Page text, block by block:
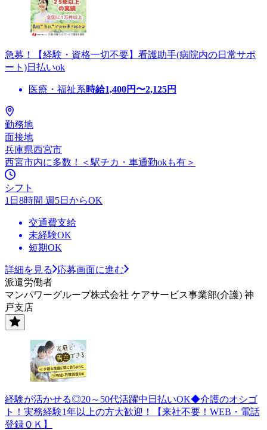
急募！【経験・資格一切不要】看護助手(病院内の日常サポ
ート)日払いok
医療・福祉系時給1,400円〜2,125円
勤務地
面接地
兵庫県西宮市
西宮市内に多数！＜駅チカ・車通勤okも有＞
シフト
1日8時間 週5日からOK
交通費支給
未経験OK
短期OK
詳細を見る
応募画面に進む
派遣労働者
マンパワーグループ株式会社 ケアサービス事業部(介護) 神
戸支店
経験が活かせる◎20～50代活躍中日払いOK◆介護のオシゴ
ト！実務経験1年以上の方大歓迎！【来社不要！WEB・電話
登録ＯＫ】